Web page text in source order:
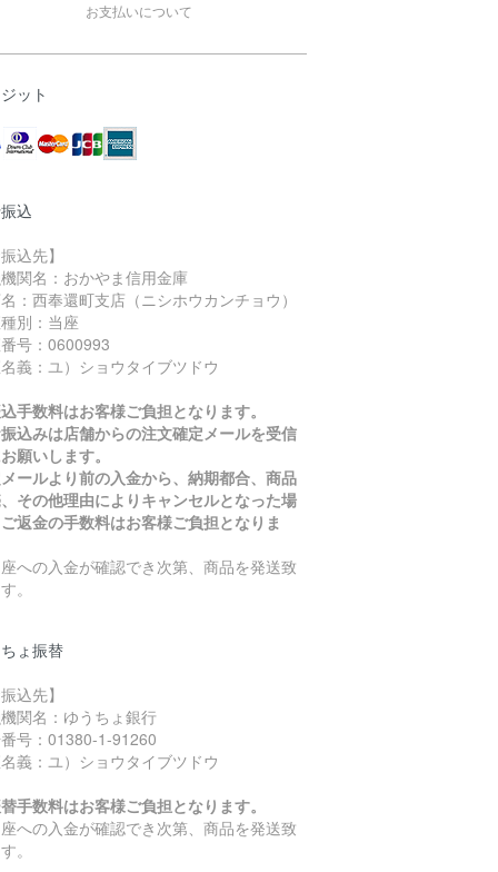
お支払いについて
ット
込
振込先】
関名：おかやま信用金庫
：西奉還町支店（ニシホウカンチョウ）
別：当座
号：0600993
義：ユ）ショウタイブツドウ
込手数料はお客様ご負担となります。
振込みは店舗からの注文確定メールを受信
願いします。
ールより前の入金から、納期都合、商品
その他理由によりキャンセルとなった場
返金の手数料はお客様ご負担となりま
座への入金が確認でき次第、商品を発送致
。
ょ振替
振込先】
関名：ゆうちょ銀行
号：01380-1-91260
義：ユ）ショウタイブツドウ
替手数料はお客様ご負担となります。
座への入金が確認でき次第、商品を発送致
。